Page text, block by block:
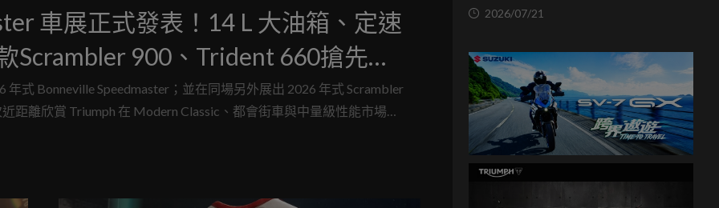
車展正式發表！14 L 大油箱、定速
Scrambler 900、Trident 660搶先鑑
式 Bonneville Speedmaster；並在同場另外展出 2026 年式 Scrambler
距離欣賞 Triumph 在 Modern Classic、都會街車與中量級性能市場的
點 2026/07/21